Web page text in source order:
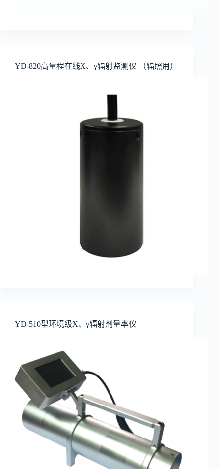
YD-820高量程在线X、γ辐射监测仪 （辐照用）
YD-510型环境级X、γ辐射剂量率仪